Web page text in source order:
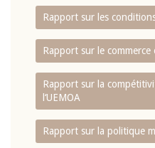
Rapport sur les
Rapport sur le commerce
Rapport sur la
l‘UEMOA
Rapport sur la politique